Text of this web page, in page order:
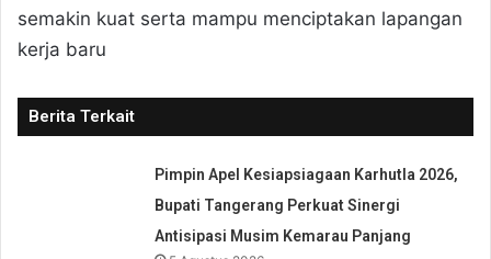
semakin kuat serta mampu menciptakan lapangan
kerja baru
Berita Terkait
Pimpin Apel Kesiapsiagaan Karhutla 2026,
Bupati Tangerang Perkuat Sinergi
Antisipasi Musim Kemarau Panjang